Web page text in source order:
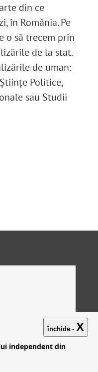
din ce
în România. Pe
o să trecem prin
de la stat.
de uman:
Politice,
sau Studii
închide - X
independent din